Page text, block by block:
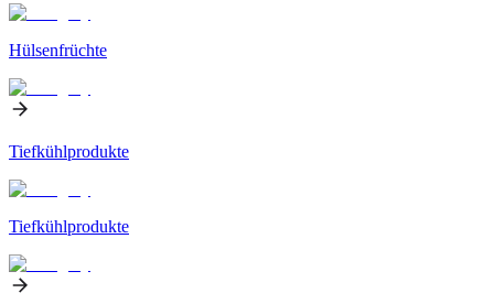
Hülsenfrüchte
Tiefkühlprodukte
Tiefkühlprodukte